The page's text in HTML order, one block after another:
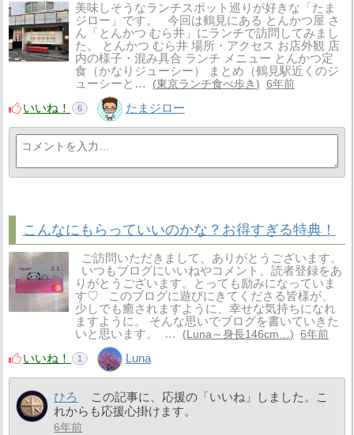
美味しそうなランチスポット巡りが好きな「たま
ジロー」です。 今回は鶴見にある とんかつ屋 さ
ん「とんかつ むら井」にランチで訪問してみまし
た。 とんかつ むら井 場所・アクセス お店外観 店
内の様子・混み具合 ランチ メニュー とんかつ定
食（かなりジューシー） まとめ（鶴見駅近くのジ
ューシーと…
東京ランチ食べ歩き 6年前
いいね！ 6 たまジロー
こんなにもらっていいのかな？お得すぎる特典！
ご訪問いただきまして、ありがとうございます。
いつもブログにいいねやコメント、読者登録をあ
りがとうございます。とっても励みになっていま
す♡ このブログに遊びにきてくださる皆様が、
少しでも癒されますように、幸せな気持ちになれ
ますように。 そんな思いでブログを書いていきた
いと思います。 …
Luna～身長146cm… 6年前
いいね！ 1 Luna
ひろ
この記事に、応援の「いいね」しました。こ
れからも応援心掛けます。
6年前